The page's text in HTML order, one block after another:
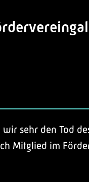
sehr den Tod
Mitglied im